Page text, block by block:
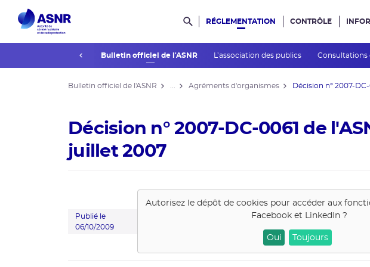
Rechercher dans le site
RÉGLEMENTATION
La réglementation Bulletin officiel de l'ASNR L’association des publics Consultations
CONTRÔLE
Bulletin officiel de l'ASNR Agréments d'organismes Décision n° 2007-DC-
Décision n° 2007-DC-0061 de
juillet 2007
Publié le
06/10/2009
Autorisez le dépôt de cookies pour accéder aux
Facebook et LinkedIn ?
Oui Toujours